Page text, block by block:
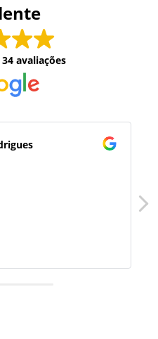
34 avaliações